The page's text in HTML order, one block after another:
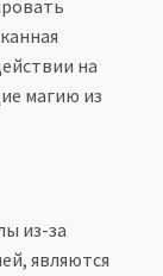
на
магию из
из-за
являются